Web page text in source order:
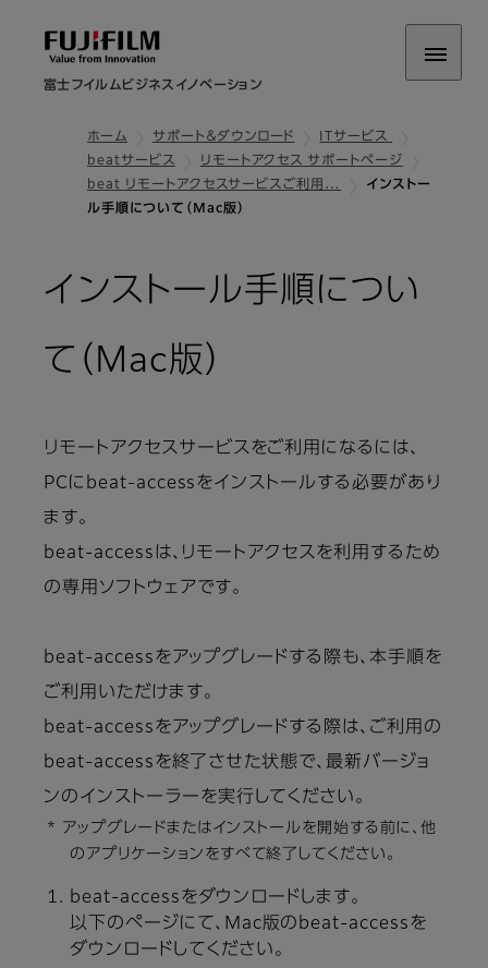
富士フイルムビジネスイノベーション
ホーム サポート＆ダウンロード
ITサービス
beatサービス
リモートアクセス サポートページ
beat リモートアクセスサービスご利用…
インストー
ル手順について（Mac版）
インストール手順につい
て（Mac版）
リモートアクセスサービスをご利用になるには、
PCにbeat-accessをインストールする必要があり
ます。
beat-accessは、リモートアクセスを利用するため
の専用ソフトウェアです。
beat-accessをアップグレードする際も、本手順を
ご利用いただけます。
beat-accessをアップグレードする際は、ご利用の
beat-accessを終了させた状態で、最新バージョ
ンのインストーラーを実行してください。
* アップグレードまたはインストールを開始する前に、他
のアプリケーションをすべて終了してください。
beat-accessをダウンロードします。
以下のページにて、Mac版のbeat-accessを
ダウンロードしてください。